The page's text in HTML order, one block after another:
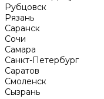
Рубцовск
Рязань
Саранск
Сочи
Самара
Санкт-Петербург
Саратов
Смоленск
Сызрань